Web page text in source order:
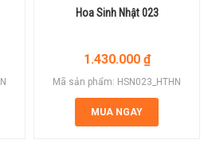
Hoa Sinh Nhật 023
1.430.000 ₫
Mã sản phẩm: HSN023_HTHN
MUA NGAY